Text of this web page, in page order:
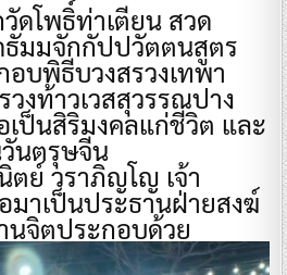
ดโพธิ์ท่าเตียน สวด
มมจักกัปปวัตตนสูตร
บพิธีบวงสรวงเทพา
งท้าวเวสสุวรรณปาง
ป็นสิริมงคลแก่ชีวิต และ
วันตรุษจีน
ย์ วราภิญโญ เจ้า
มาเป็นประธานฝ่ายสงฆ์
นจิตประกอบด้วย